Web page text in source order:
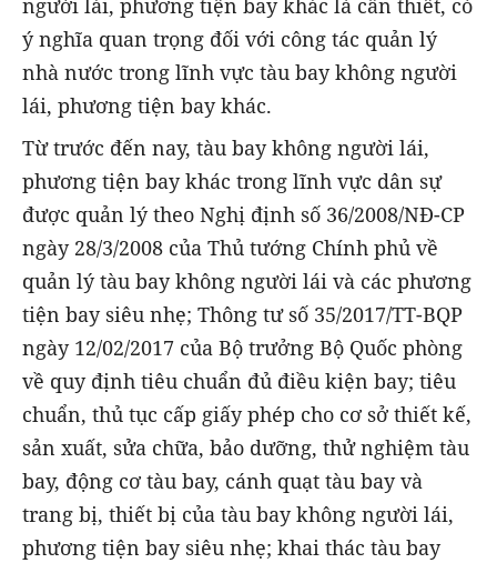
người lái, phương tiện bay khác là cần thiết, có
ý nghĩa quan trọng đối với công tác quản lý
nhà nước trong lĩnh vực tàu bay không người
lái, phương tiện bay khác.
Từ trước đến nay, tàu bay không người lái,
phương tiện bay khác trong lĩnh vực dân sự
được quản lý theo Nghị định số 36/2008/NĐ-CP
ngày 28/3/2008 của Thủ tướng Chính phủ về
quản lý tàu bay không người lái và các phương
tiện bay siêu nhẹ; Thông tư số 35/2017/TT-BQP
ngày 12/02/2017 của Bộ trưởng Bộ Quốc phòng
về quy định tiêu chuẩn đủ điều kiện bay; tiêu
chuẩn, thủ tục cấp giấy phép cho cơ sở thiết kế,
sản xuất, sửa chữa, bảo dưỡng, thử nghiệm tàu
bay, động cơ tàu bay, cánh quạt tàu bay và
trang bị, thiết bị của tàu bay không người lái,
phương tiện bay siêu nhẹ; khai thác tàu bay